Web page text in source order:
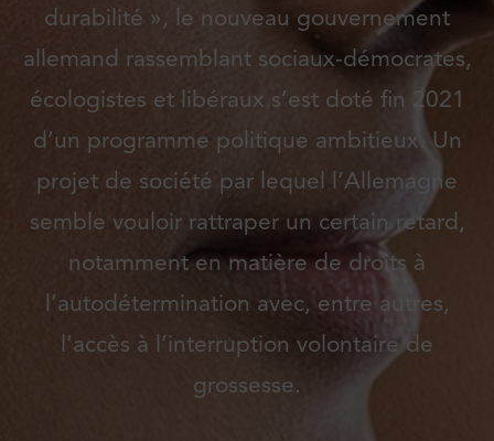
durabilité », le nouveau gouvernement
allemand rassemblant sociaux-démocrates,
écologistes et libéraux s’est doté fin 2021
d’un programme politique ambitieux. Un
projet de société par lequel l’Allemagne
semble vouloir rattraper un certain retard,
notamment en matière de droits à
l’autodétermination avec, entre autres,
l’accès à l’interruption volontaire de
grossesse.